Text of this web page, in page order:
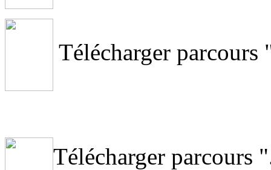
Télécharger parcours
Télécharger parcours